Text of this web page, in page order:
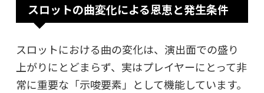
スロットの曲変化による恩恵と発生条件
スロットにおける曲の変化は、演出面での盛り
上がりにとどまらず、実はプレイヤーにとって非
常に重要な「示唆要素」として機能しています。